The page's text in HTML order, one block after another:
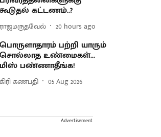
கூடுதல் கட்டணம்..?
ராஜமருதவேல் 20 hours ago
பொருளாதாரம் பற்றி யாரும்
சொல்லாத உண்மைகள்...
மிஸ் பண்ணாதீங்க!
கிரி கணபதி 05 Aug 2026
Advertisement